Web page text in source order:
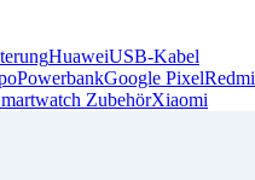
HuaweiUSB-Kabel
PowerbankGoogle PixelRedmi
ZubehörXiaomi